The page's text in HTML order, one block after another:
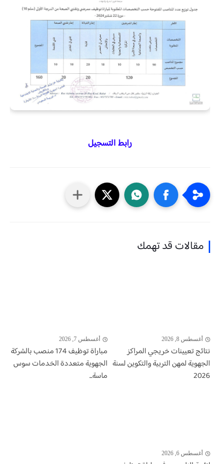
رابط التسجيل
مقالات قد تهمك
أغسطس 8, 2026
نتائج تعيينات خريجي المراكز
الجهوية لمهن التربية والتكوين لسنة
2026
أغسطس 7, 2026
مباراة توظيف 174 منصب بالشركة
الجهوية متعددة الخدمات سوس
ماسة...
أغسطس 6, 2026